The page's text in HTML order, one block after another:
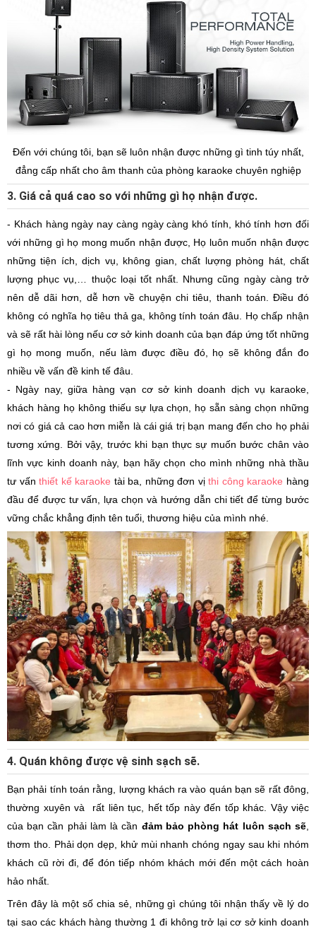
Đến với chúng tôi, bạn sẽ luôn nhận được những gì tinh túy nhất,
đẳng cấp nhất cho âm thanh của phòng karaoke chuyên nghiệp
3. Giá cả quá cao so với những gì họ nhận được.
- Khách hàng ngày nay càng ngày càng khó tính, khó tính hơn đối
với những gì họ mong muốn nhận được, Họ luôn muốn nhận được
những tiện ích, dịch vụ, không gian, chất lượng phòng hát, chất
lượng phục vụ,… thuộc loại tốt nhất. Nhưng cũng ngày càng trở
nên dễ dãi hơn, dễ hơn về chuyện chi tiêu, thanh toán. Điều đó
không có nghĩa họ tiêu thả ga, không tính toán đâu. Họ chấp nhận
và sẽ rất hài lòng nếu cơ sở kinh doanh của bạn đáp ứng tốt những
gì họ mong muốn, nếu làm được điều đó, họ sẽ không đắn đo
nhiều về vấn đề kinh tế đâu.
- Ngày nay, giữa hàng vạn cơ sở kinh doanh dịch vụ karaoke,
khách hàng họ không thiếu sự lựa chọn, họ sẵn sàng chọn những
nơi có giá cả cao hơn miễn là cái giá trị bạn mang đến cho họ phải
tương xứng. Bởi vậy, trước khi bạn thực sự muốn bước chân vào
lĩnh vực kinh doanh này, bạn hãy chọn cho mình những nhà thầu
tư vấnthiết kế karaoke tài ba, những đơn vịthi công karaoke hàng
đầu để được tư vấn, lựa chọn và hướng dẫn chi tiết để từng bước
vững chắc khẳng định tên tuổi, thương hiệu của mình nhé.
4. Quán không được vệ sinh sạch sẽ.
Bạn phải tính toán rằng, lượng khách ra vào quán bạn sẽ rất đông,
thường xuyên và rất liên tục, hết tốp này đến tốp khác. Vậy việc
của bạn cần phải làm là cần đảm bảo phòng hát luôn sạch sẽ,
thơm tho. Phải dọn dẹp, khử mùi nhanh chóng ngay sau khi nhóm
khách cũ rời đi, để đón tiếp nhóm khách mới đến một cách hoàn
hảo nhất.
Trên đây là một số chia sẻ, những gì chúng tôi nhận thấy về lý do
tại sao các khách hàng thường 1 đi không trở lại cơ sở kinh doanh